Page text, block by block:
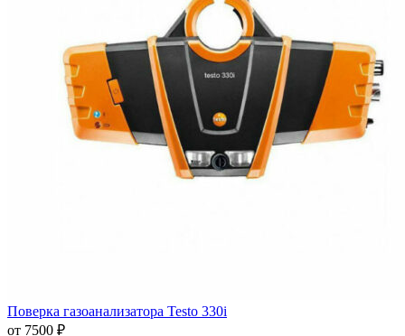
Поверка газоанализатора Testo 330i
от 7500 ₽